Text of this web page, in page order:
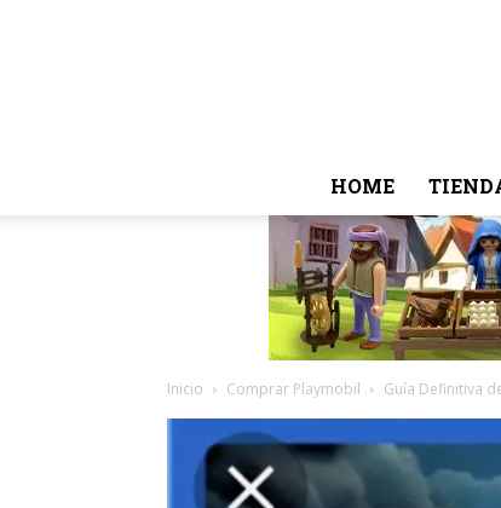
HOME
Inicio Comprar Playmobil Guía Definitiva